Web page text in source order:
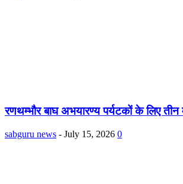
रणथम्भौर बाघ अभयारण्य पर्यटकों के लिए
sabguru news - July 15, 2026 0